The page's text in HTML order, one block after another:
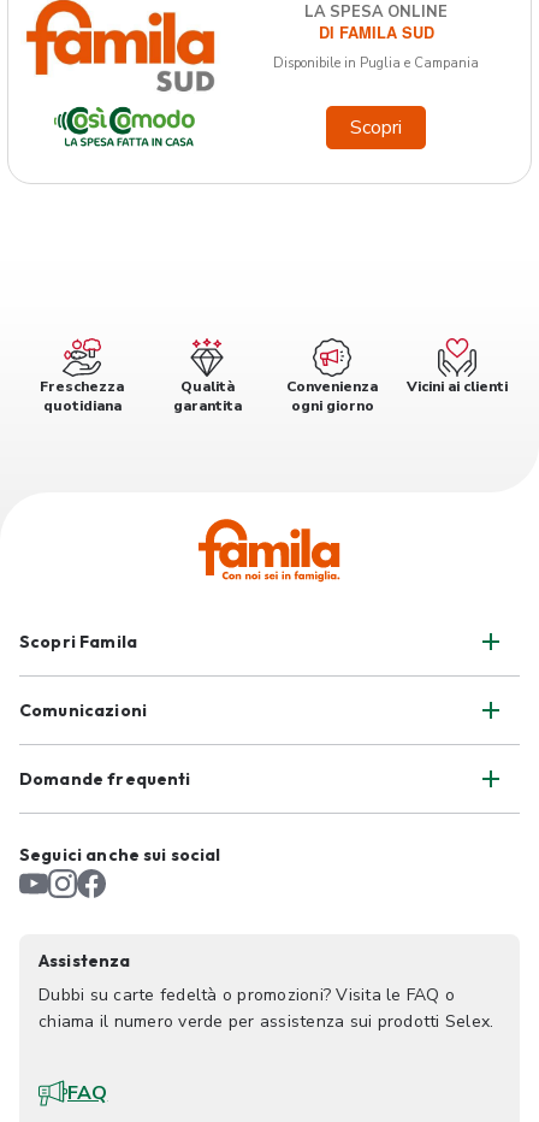
LA SPESA ONLINE
DI FAMILA SUD
Disponibile in Puglia e Campania
Scopri
Freschezza
quotidiana
Qualità
garantita
Convenienza
ogni giorno
Vicini ai clienti
Scopri Famila
Comunicazioni
Domande frequenti
Seguici anche sui social
Assistenza
Dubbi su carte fedeltà o promozioni? Visita le FAQ o
chiama il numero verde per assistenza sui prodotti Selex.
FAQ